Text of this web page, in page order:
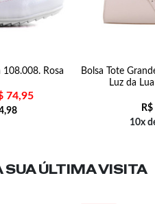
108.008. Rosa
74,95
Bolsa Tote
Luz da
R$
10x
SUAÚLTIMA VISITA